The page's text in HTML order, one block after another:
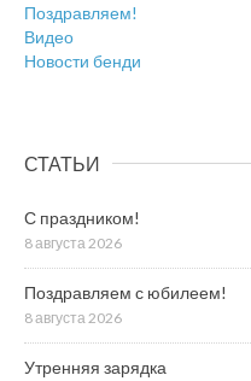
Поздравляем!
Видео
Новости бенди
СТАТЬИ
С праздником!
8 августа 2026
Поздравляем с юбилеем!
8 августа 2026
Утренняя зарядка